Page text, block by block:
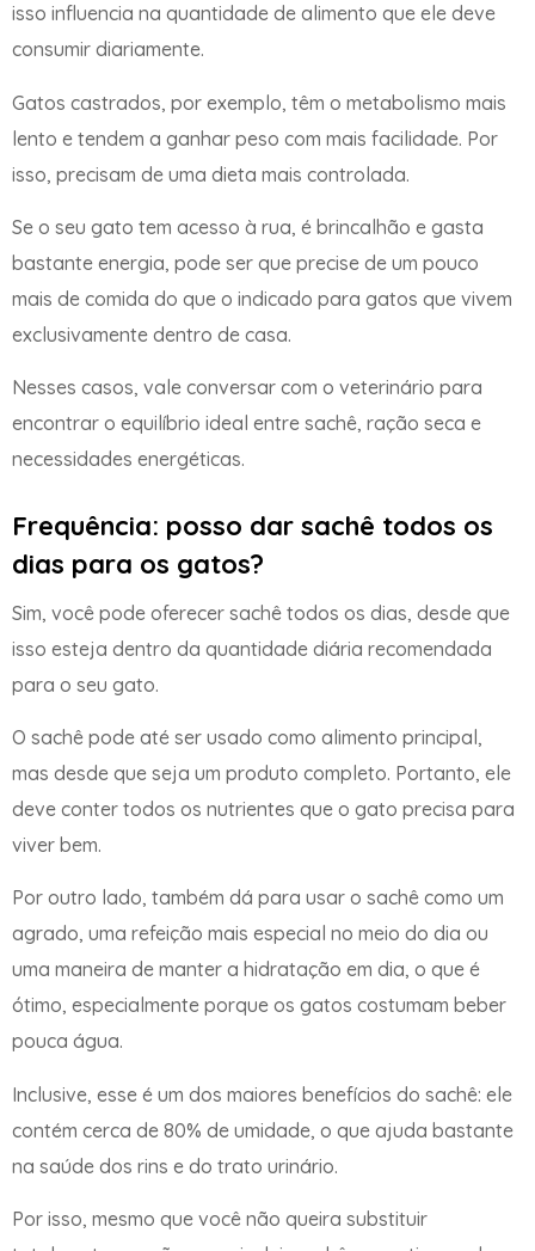
isso influencia na quantidade de alimento que ele deve
consumir diariamente.
Gatos castrados, por exemplo, têm o metabolismo mais
lento e tendem a ganhar peso com mais facilidade. Por
isso, precisam de uma dieta mais controlada.
Se o seu gato tem acesso à rua, é brincalhão e gasta
bastante energia, pode ser que precise de um pouco
mais de comida do que o indicado para gatos que vivem
exclusivamente dentro de casa.
Nesses casos, vale conversar com o veterinário para
encontrar o equilíbrio ideal entre sachê, ração seca e
necessidades energéticas.
Frequência: posso dar sachê todos os
dias para os gatos?
Sim, você pode oferecer sachê todos os dias, desde que
isso esteja dentro da quantidade diária recomendada
para o seu gato.
O sachê pode até ser usado como alimento principal,
mas desde que seja um produto completo. Portanto, ele
deve conter todos os nutrientes que o gato precisa para
viver bem.
Por outro lado, também dá para usar o sachê como um
agrado, uma refeição mais especial no meio do dia ou
uma maneira de manter a hidratação em dia, o que é
ótimo, especialmente porque os gatos costumam beber
pouca água.
Inclusive, esse é um dos maiores benefícios do sachê: ele
contém cerca de 80% de umidade, o que ajuda bastante
na saúde dos rins e do trato urinário.
Por isso, mesmo que você não queira substituir